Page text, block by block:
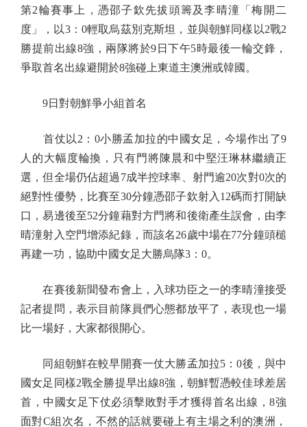
第2輪賽事上，憑邵子欽先拔頭籌及李晴潼「梅開二
度」，以3：0輕取烏茲別克斯坦，並與朝鮮同樣以2戰2
勝提前出線8強，兩隊將於9日下午5時最後一輪交鋒，
爭取首名出線避開於8強碰上東道主澳洲或韓國。
9日對朝鮮爭小組首名
首仗以2：0小勝孟加拉的中國女足，今場作出了9
人的大幅度輪換，只有門將陳晨和中堅汪琳林繼續正
選，但全場仍佔超過7成半控球率、射門逾20次對0次的
絕對性優勢，比賽至30分鐘憑邵子欽射入12碼而打開缺
口，易邊後至52分鐘藉對方門將和後衛產生誤會，由李
晴潼射入空門增添紀錄，而該名26歲中場在77分鐘頭槌
再建一功，協助中國女足大勝烏隊3：0。
在賽後新聞發布會上，入球功臣之一的李晴潼接受
記者提問，表示目前隊員們心態都放平了，表現也一場
比一場好，大家都很開心。
同組朝鮮在較早開賽一仗大勝孟加拉5：0後，與中
國女足同樣2戰全勝提早出線8強，朝鮮暫憑較佳球差居
首，中國女足下仗必須擊敗對手才獲得首名出線，8強
面對C組次名，不然的話就要碰上有主場之利的澳洲，